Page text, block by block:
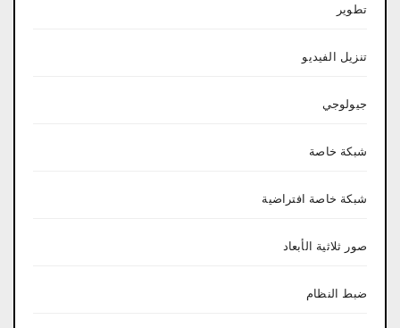
تطوير
تنزيل الفيديو
جيولوجي
شبكة خاصة
شبكة خاصة افتراضية
صور ثلاثية الأبعاد
ضبط النظام